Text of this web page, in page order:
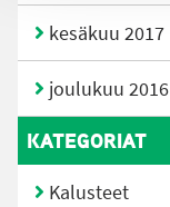
kesäkuu 2017
joulukuu 2016
KATEGORIAT
Kalusteet